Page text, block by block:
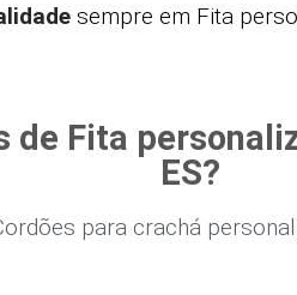
sempre em Fita
de Fita
ES?
para crachá